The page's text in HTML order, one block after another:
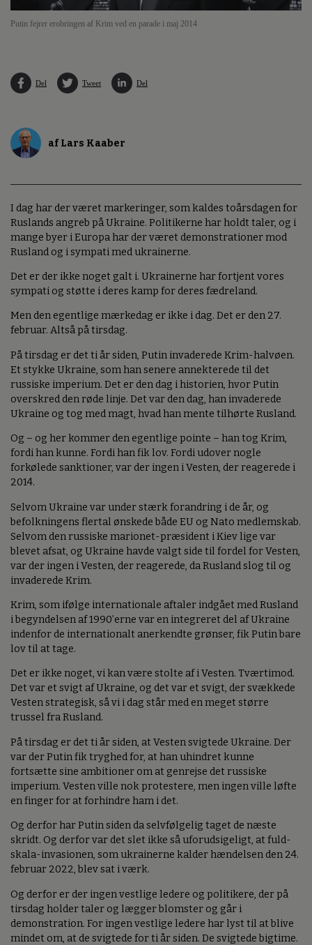
Putin fejrer erobringen af Krim ved en parade i maj 2014
Del Tweet Del
af Lars Kaaber
I dag har der været markeringer, som kaldes toårsdagen for
Ruslands angreb på Ukraine. Politikerne har holdt taler, og i
mange byer i Europa har der været demonstrationer mod
Rusland og i sympati med ukrainerne.
Det er der ikke noget galt i. Ukrainerne har fortjent vores
sympati og støtte i deres kamp for deres fædreland.
Men den egentlige mærkedag er ikke i dag. Det er den 27.
februar. Altså på tirsdag.
På tirsdag er det ti år siden, Putin invaderede Krim-halvøen.
Et stykke Ukraine, som han senere annekterede til det
russiske imperium. Det er den dag i historien, hvor Putin
overskred den røde linje. Det var den dag, han invaderede
Ukraine og tog med magt, hvad han mente tilhørte Rusland.
Og – og her kommer den egentlige pointe – han tog Krim,
fordi han kunne. Fordi han fik lov. Fordi udover nogle
forkølede sanktioner, var der ingen i Vesten, der reagerede i
2014.
Selvom Ukraine var under stærk forandring i de år, og
befolkningens flertal ønskede både EU og Nato medlemskab.
Selvom den russiske marionet-præsident i Kiev lige var
blevet afsat, og Ukraine havde valgt side til fordel for Vesten,
var der ingen i Vesten, der reagerede, da Rusland slog til og
invaderede Krim.
Krim, som ifølge internationale aftaler indgået med Rusland
i begyndelsen af 1990’erne var en integreret del af Ukraine
indenfor de internationalt anerkendte grønser, fik Putin bare
lov til at tage.
Det er ikke noget, vi kan være stolte af i Vesten. Tværtimod.
Det var et svigt af Ukraine, og det var et svigt, der svækkede
Vesten strategisk, så vi i dag står med en meget større
trussel fra Rusland.
På tirsdag er det ti år siden, at Vesten svigtede Ukraine. Der
var der Putin fik tryghed for, at han uhindret kunne
fortsætte sine ambitioner om at genrejse det russiske
imperium. Vesten ville nok protestere, men ingen ville løfte
en finger for at forhindre ham i det.
Og derfor har Putin siden da selvfølgelig taget de næste
skridt. Og derfor var det slet ikke så uforudsigeligt, at fuld-
skala-invasionen, som ukrainerne kalder hændelsen den 24.
februar 2022, blev sat i værk.
Og derfor er der ingen vestlige ledere og politikere, der på
tirsdag holder taler og lægger blomster og går i
demonstration. For ingen vestlige ledere har lyst til at blive
mindet om, at de svigtede for ti år siden. De svigtede bigtime.